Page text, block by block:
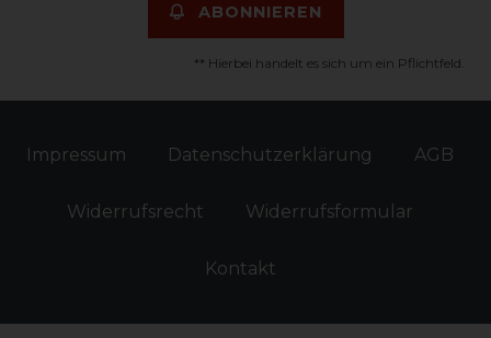
ABONNIEREN
** Hierbei handelt es sich um ein Pflichtfeld.
Impressum Daten­schutz­erklärung AGB
Widerrufs­recht Widerrufs­formular
Kontakt